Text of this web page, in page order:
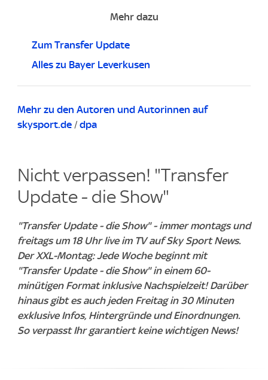
Mehr dazu
Zum Transfer Update
Alles zu Bayer Leverkusen
Mehr zu den Autoren und Autorinnen auf
skysport.de / dpa
Nicht verpassen! "Transfer
Update - die Show"
"Transfer Update - die Show" - immer montags und
freitags um 18 Uhr live im TV auf Sky Sport News.
Der XXL-Montag: Jede Woche beginnt mit
"Transfer Update - die Show" in einem 60-
minütigen Format inklusive Nachspielzeit! Darüber
hinaus gibt es auch jeden Freitag in 30 Minuten
exklusive Infos, Hintergründe und Einordnungen.
So verpasst Ihr garantiert keine wichtigen News!